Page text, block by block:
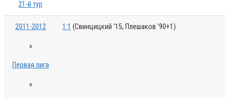
21-й тур
2011-2012
»
Первая лига
»
1:1 (Свинцицкий '15, Плешаков '90+1)